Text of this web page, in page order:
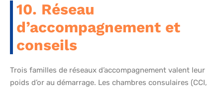
10. Réseau
d’accompagnement et
conseils
Trois familles de réseaux d’accompagnement valent leur
poids d’or au démarrage. Les chambres consulaires (CCI,